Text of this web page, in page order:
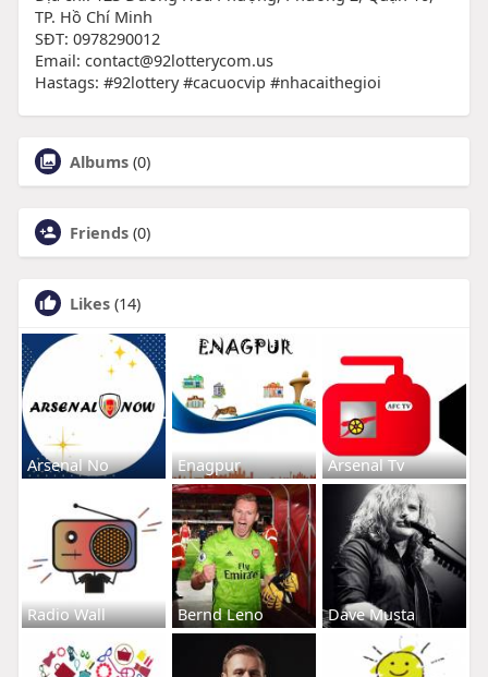
TP. Hồ Chí Minh
SĐT: 0978290012
Email: contact@92lotterycom.us
Hastags: #92lottery #cacuocvip #nhacaithegioi
Albums (0)
Friends (0)
Likes (14)
Arsenal No Enagpur Arsenal Tv
Radio Wall Bernd Leno Dave Musta